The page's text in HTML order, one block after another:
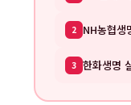
2 NH농협생
3 한화생명